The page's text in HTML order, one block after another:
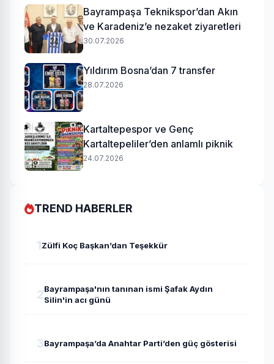
Bayrampaşa Teknikspor’dan Akın
ve Karadeniz’e nezaket ziyaretleri
30.07.2026
Yıldırım Bosna’dan 7 transfer
28.07.2026
Kartaltepespor ve Genç
Kartaltepeliler’den anlamlı piknik
24.07.2026
TREND HABERLER
1Zülfi Koç Başkan’dan Teşekkür
2Bayrampaşa'nın tanınan ismi Şafak Aydın
Silin'in acı günü
3Bayrampaşa’da Anahtar Parti’den güç gösterisi